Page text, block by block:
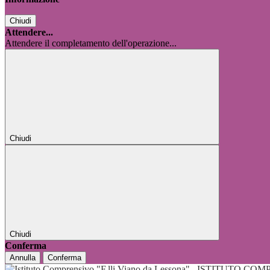
Chiudi
Attendere...
Attendere il completamento dell'operazione...
Chiudi
Chiudi
Conferma
Annulla Conferma